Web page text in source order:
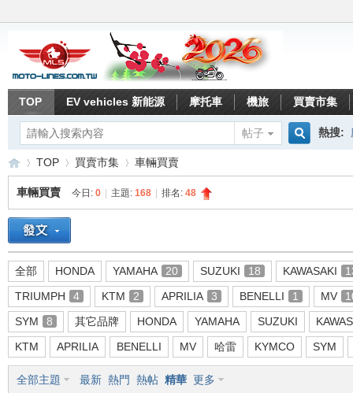
TOP EV vehicles 新能源 摩托車 機旅 買賣市集
帖子
熱搜:
車
»
TOP 買賣市集 車輛買賣
車輛買賣 今日: 0 主題: 168 排名: 48
全部 HONDA YAMAHA 20 SUZUKI 18 KAWASAKI
TRIUMPH
4 KTM 2 APRILIA 3 BENELLI 1 MV
SYM
8 其它品牌 HONDA YAMAHA SUZUKI
KTM
APRILIA BENELLI MV 哈雷 KYMCO SYM
全部主題 最新 熱門 熱帖 精華 更多